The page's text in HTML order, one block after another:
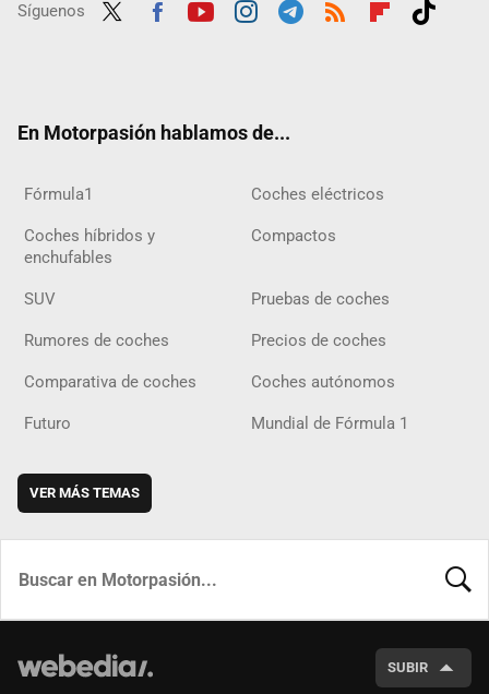
Síguenos
En Motorpasión hablamos de...
Fórmula1 Coches eléctricos
Coches híbridos y
enchufables
Compactos
SUV Pruebas de coches
Rumores de coches Precios de coches
Comparativa de coches Coches autónomos
Futuro Mundial de Fórmula 1
VER MÁS TEMAS
SUBIR